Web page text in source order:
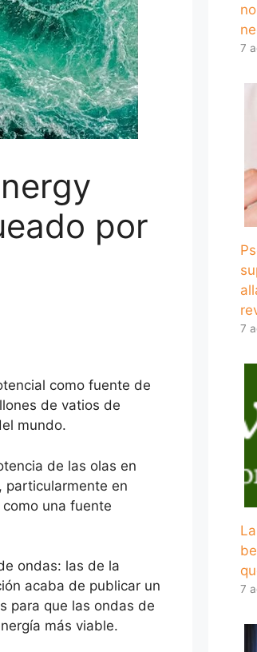
por
como fuente de
de vatios de
mundo.
de las olas en
particularmente en
una fuente
ondas: las de la
acaba de publicar un
para que las ondas de
más viable.
7
7
7